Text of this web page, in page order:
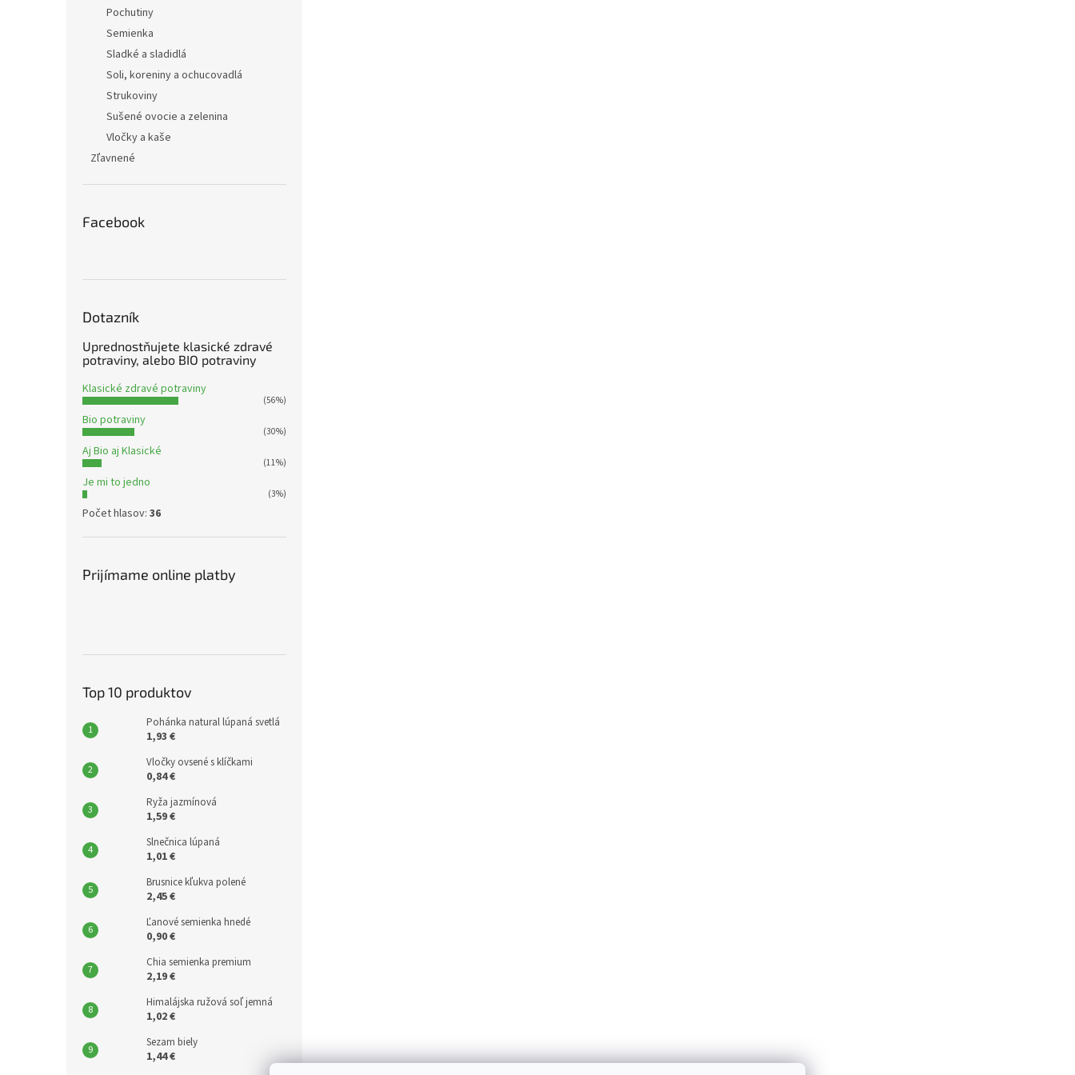
Pochutiny
Semienka
Sladké a sladidlá
Soli, koreniny a ochucovadlá
Strukoviny
Sušené ovocie a zelenina
Vločky a kaše
Zľavnené
Facebook
Dotazník
Uprednostňujete klasické zdravé
potraviny, alebo BIO potraviny
Klasické zdravé potraviny
(56%)
Bio potraviny
(30%)
Aj Bio aj Klasické
(11%)
Je mi to jedno
(3%)
Počet hlasov: 36
Prijímame online platby
Top 10 produktov
Pohánka natural lúpaná svetlá
1,93 €
Vločky ovsené s klíčkami
0,84 €
Ryža jazmínová
1,59 €
Slnečnica lúpaná
1,01 €
Brusnice kľukva polené
2,45 €
Ľanové semienka hnedé
0,90 €
Chia semienka premium
2,19 €
Himalájska ružová soľ jemná
1,02 €
Sezam biely
1,44 €